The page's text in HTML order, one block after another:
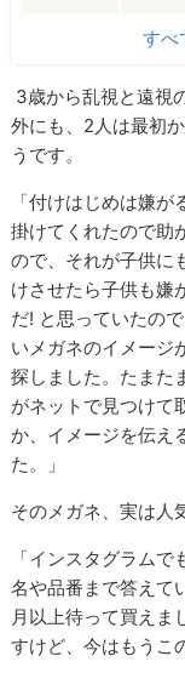
すべ
3歳から乱視と遠視
外にも、 2 人は最初
うです。
「付けはじめは嫌
掛けてくれたので助
ので、それが子供に
けさせたら子供も嫌
だ! と思っていたの
いメガネのイメージ
探しました。たまた
がネットで見つけて
か、イメージを伝え
た。」
そのメガネ、実は人
「インスタグラム
名や品番まで答えて
月以上待って買えま
すけど、今はもうこ